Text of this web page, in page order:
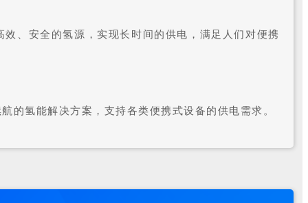
、安全的氢源，实现长时间的供电，满足人们对便携
的氢能解决方案，支持各类便携式设备的供电需求。